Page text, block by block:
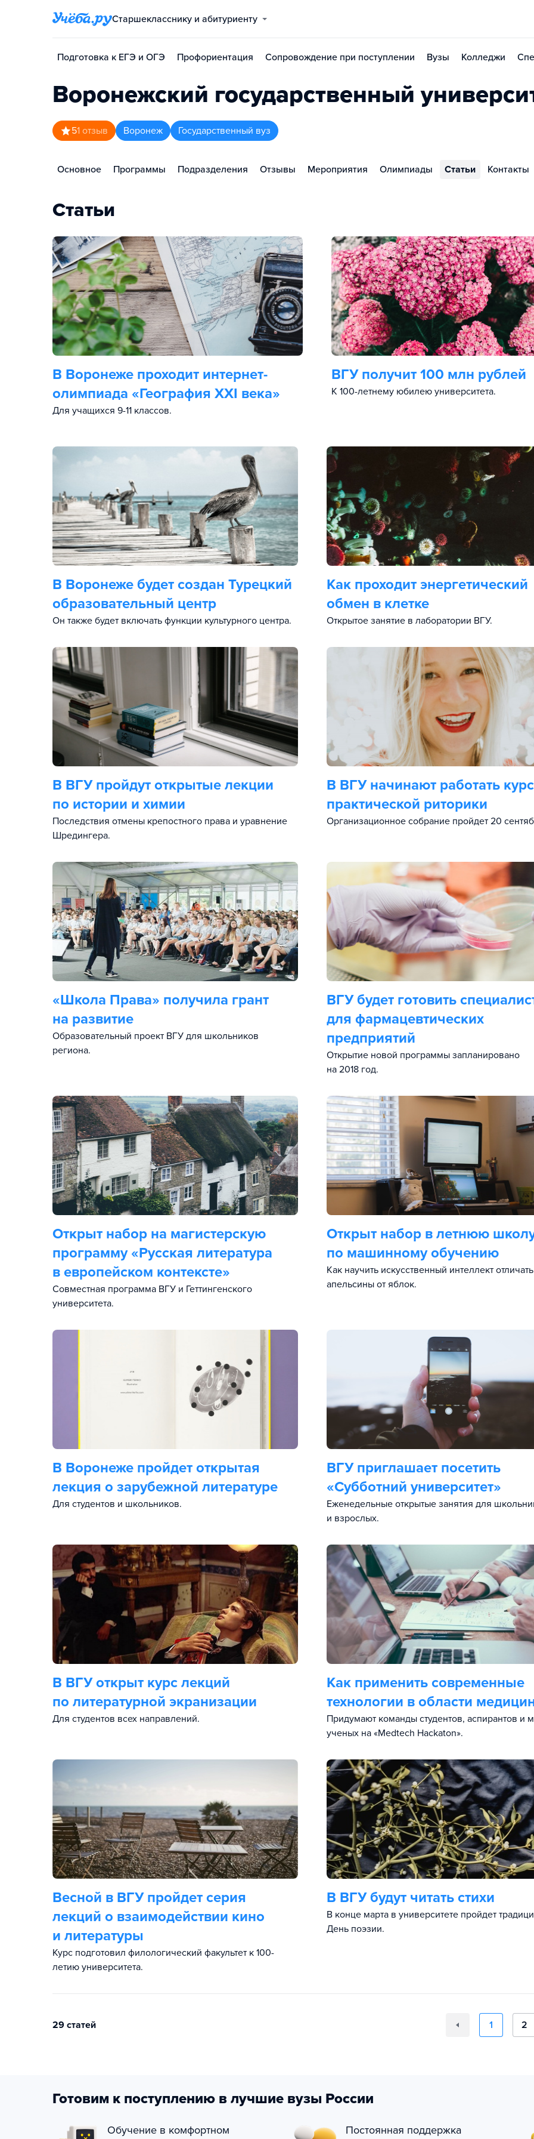
Старшекласснику и абитуриенту
Подготовка к ЕГЭ и ОГЭ Профориентация Сопровождение при поступлении Вузы Колледжи
Воронежский государственный
51 отзыв Воронеж Государственный вуз
Основное Программы Подразделения Отзывы Мероприятия Олимпиады Статьи Контакты
Статьи
В Воронеже проходит интернет-
олимпиада «География XXI века»
Для учащихся 9-11 классов.
ВГУ получит 100 млн рублей
К 100-летнему юбилею университета.
В Воронеже будет создан Турецкий
образовательный центр
Он также будет включать функции культурного центра.
Как проходит энергетический
обмен в клетке
Открытое занятие в лаборатории ВГУ.
В ВГУ пройдут открытые лекции
по истории и химии
Последствия отмены крепостного права и уравнение
Шредингера.
В ВГУ начинают работать
практической риторики
Организационное собрание пройдет 20
«Школа Права» получила грант
на развитие
Образовательный проект ВГУ для школьников
региона.
ВГУ будет готовить
для фармацевтических
предприятий
Открытие новой программы запланировано
на 2018 год.
Открыт набор на магистерскую
программу «Русская литература
в европейском контексте»
Совместная программа ВГУ и Геттингенского
университета.
Открыт набор в летнюю
по машинному обучению
Как научить искусственный интеллект отличать
апельсины от яблок.
В Воронеже пройдет открытая
лекция о зарубежной литературе
Для студентов и школьников.
ВГУ приглашает посетить
«Субботний университет»
Еженедельные открытые занятия для
и взрослых.
В ВГУ открыт курс лекций
по литературной экранизации
Для студентов всех направлений.
Как применить современные
технологии в области
Придумают команды студентов, аспирантов и
ученых на «Medtech Hackaton».
Весной в ВГУ пройдет серия
лекций о взаимодействии кино
и литературы
Курс подготовил филологический факультет к 100-
летию университета.
В ВГУ будут читать стихи
В конце марта в университете пройдет
День поэзии.
29 статей 1 2
Готовим к поступлению в лучшие вузы России
Обучение в комфортном
Постоянная поддержка